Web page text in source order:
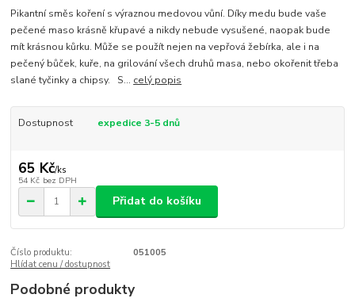
Pikantní směs koření s výraznou medovou vůní. Díky medu bude vaše
pečené maso krásně křupavé a nikdy nebude vysušené, naopak bude
mít krásnou kůrku. Může se použít nejen na vepřová žebírka, ale i na
pečený bůček, kuře, na grilování všech druhů masa, nebo okořenit třeba
slané tyčinky a chipsy. S... celý popis
Dostupnost expedice 3-5 dnů
65 Kč/ks
54 Kč bez DPH
Přidat do košíku
Číslo produktu:
051005
Hlídat cenu / dostupnost
Podobné produkty